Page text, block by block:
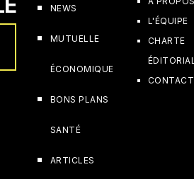
NEWS
MUTUELLE
ÉCONOMIQUE
BONS PLANS
SANTÉ
ARTICLES
L'ÉQUIPE
CHARTE
CONTACT